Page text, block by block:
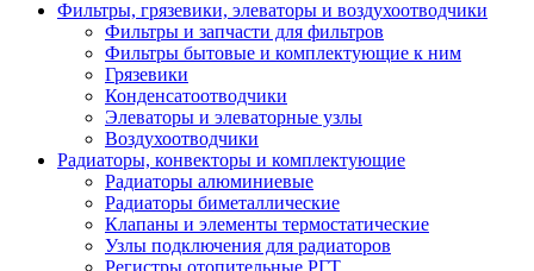
Фильтры, грязевики, элеваторы и воздухоотводчики
Фильтры и запчасти для фильтров
Фильтры бытовые и комплектующие к ним
Грязевики
Конденсатоотводчики
Элеваторы и элеваторные узлы
Воздухоотводчики
Радиаторы, конвекторы и комплектующие
Радиаторы алюминиевые
Радиаторы биметаллические
Клапаны и элементы термостатические
Узлы подключения для радиаторов
Регистры отопительные РГТ